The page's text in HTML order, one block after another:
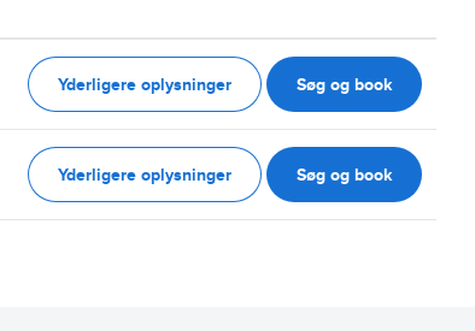
Yderligere oplysninger Søg og book
Yderligere oplysninger Søg og book